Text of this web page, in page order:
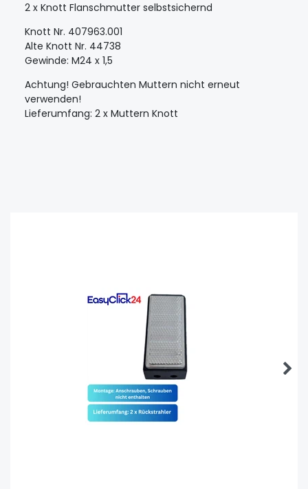
2 x Knott Flanschmutter selbstsichernd
Knott Nr. 407963.001
Alte Knott Nr. 44738
Gewinde: M24 x 1,5
Achtung! Gebrauchten Muttern nicht erneut
verwenden!
Lieferumfang: 2 x Muttern Knott